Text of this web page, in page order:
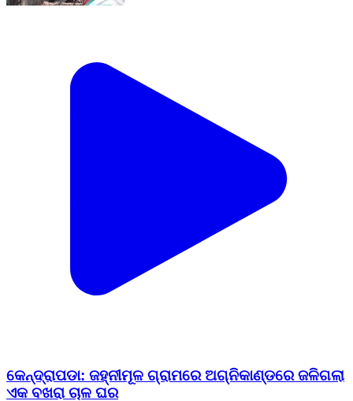
କେନ୍ଦ୍ରାପଡା: ଜହ୍ନୀମୂଳ ଗ୍ରାମରେ ଅଗ୍ନିକାଣ୍ଡରେ ଜଳିଗଲା
ଏକ ବଖରା ଚାଳ ଘର